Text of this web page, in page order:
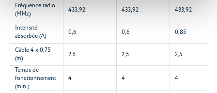
Fréquence radio
(MHz)
433,92 433,92 433,92
Intensité
absorbée (A)
0,6 0,6 0,85
Câble 4 x 0,75
(m)
2,5 2,5
2,5
Temps de
fonctionnement
(min.)
4 4 4